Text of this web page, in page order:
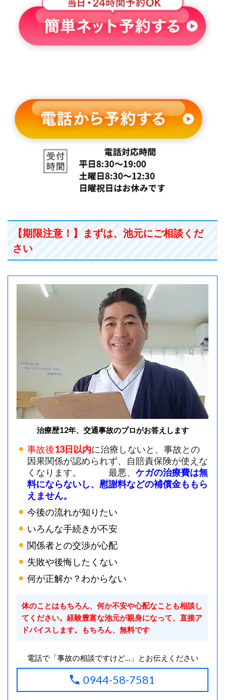
【期限注意！】まずは、池元にご相談くだ
さい
治療歴12年、交通事故のプロがお答えします
事故後13日以内に治療しないと、事故との
因果関係が認められず、自賠責保険が使えな
くなります。 最悪、 ケガの治療費は無
料にならないし、慰謝料などの補償金ももら
えません。
今後の流れが知りたい
いろんな手続きが不安
関係者との交渉が心配
失敗や後悔したくない
何が正解か？わからない
体のことはもちろん、何か不安や心配なことも相談し
てください。経験豊富な池元が親身になって、直接ア
ドバイスします。もちろん、無料です
電話で「事故の相談ですけど…」とお伝えください
0944-58-7581